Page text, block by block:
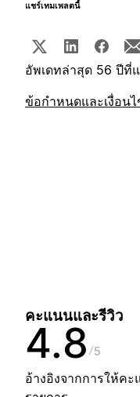
แชร์เทมเพลตนี้
อัพเดทล่าสุด 56 ปีที่
ข้อกำหนดและเงื่อนไ
คะแนนและรีวิว
4.8 5
อ้างอิงจากการให้ค